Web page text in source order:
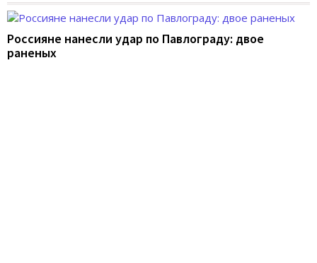
Россияне нанесли удар по Павлограду: двое
раненых